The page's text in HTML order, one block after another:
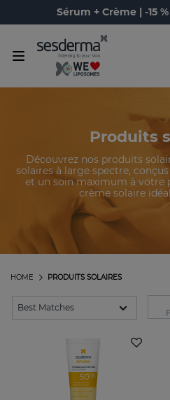
Sérum + Crème | -15
Produits
Découvrez nos produits
solaires à large spectre,
et un soin maximum à votre
crème solaire
PRODUITS SOLAIRES
HOME